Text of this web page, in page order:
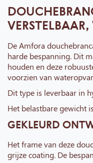
De Amfora
harde bespanning. Dit
houden en deze
voorzien van
Dit type is leverbaar in
Het belastbare gewicht
GEKLEURD
Het frame van deze
grijze coating. De